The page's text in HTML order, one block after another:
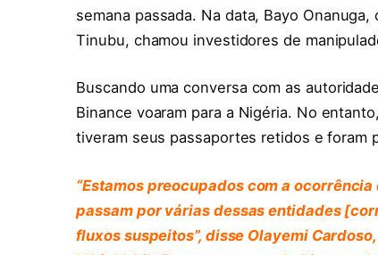
semana passada. Na data, Bayo
Tinubu, chamou investidores de
Buscando uma conversa com as
Binance voaram para a Nigéria. No
tiveram seus passaportes retidos e foram
“Estamos preocupados com a
passam por várias dessas entidades
fluxos suspeitos”, disse Olayemi